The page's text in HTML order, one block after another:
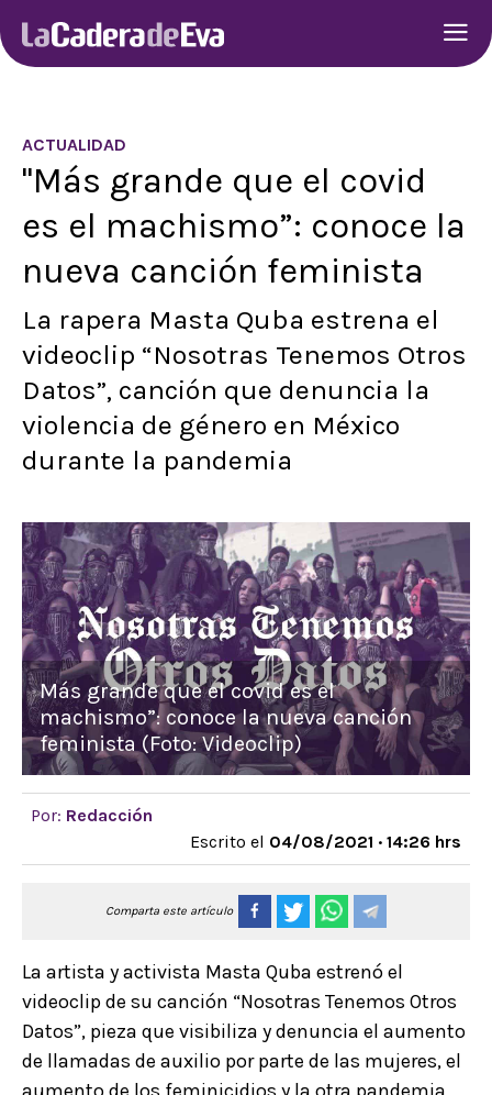
ACTUALIDAD
"Más grande que el covid
es el machismo”: conoce la
nueva canción feminista
La rapera Masta Quba estrena el
videoclip “Nosotras Tenemos Otros
Datos”, canción que denuncia la
violencia de género en México
durante la pandemia
Más grande que el covid es el
machismo”: conoce la nueva canción
feminista (Foto: Videoclip)
Por: Redacción
Escrito el 04/08/2021 · 14:26 hrs
Comparta este artículo
La artista y activista Masta Quba estrenó el
videoclip de su canción “Nosotras Tenemos Otros
Datos”, pieza que visibiliza y denuncia el aumento
de llamadas de auxilio por parte de las mujeres, el